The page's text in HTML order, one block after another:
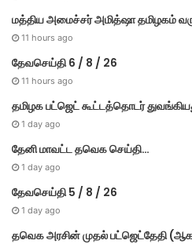
மத்திய அமைச்சர் அமித்ஷா தமிழகம்
11 hours ago
தேவசெய்தி 6 / 8 / 26
11 hours ago
தமிழக பட்ஜெட் கூட்டத்தொடர்
1 day ago
தேனி மாவட்ட தவெக செய்தி…
1 day ago
தேவசெய்தி 5 / 8 / 26
1 day ago
தவெக அரசின் முதல் பட்​ஜெட்தேதி